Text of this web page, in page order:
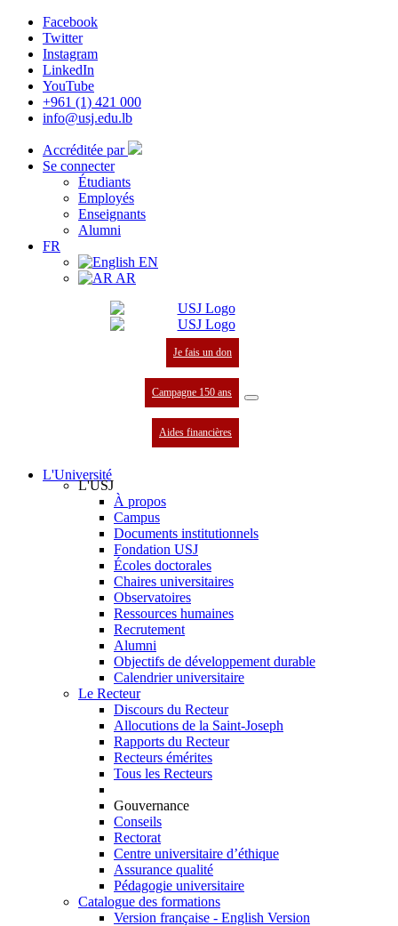
Facebook
Twitter
Instagram
LinkedIn
YouTube
+961 (1) 421 000
info@usj.edu.lb
Accréditée par
Se connecter
Étudiants
Employés
Enseignants
Alumni
FR
EN
AR
Je fais un don
Campagne 150 ans
Aides financières
L'Université
L'USJ
À propos
Campus
Documents institutionnels
Fondation USJ
Écoles doctorales
Chaires universitaires
Observatoires
Ressources humaines
Recrutement
Alumni
Objectifs de développement durable
Calendrier universitaire
Le Recteur
Discours du Recteur
Allocutions de la Saint-Joseph
Rapports du Recteur
Recteurs émérites
Tous les Recteurs
Gouvernance
Conseils
Rectorat
Centre universitaire d’éthique
Assurance qualité
Pédagogie universitaire
Catalogue des formations
Version française - English Version